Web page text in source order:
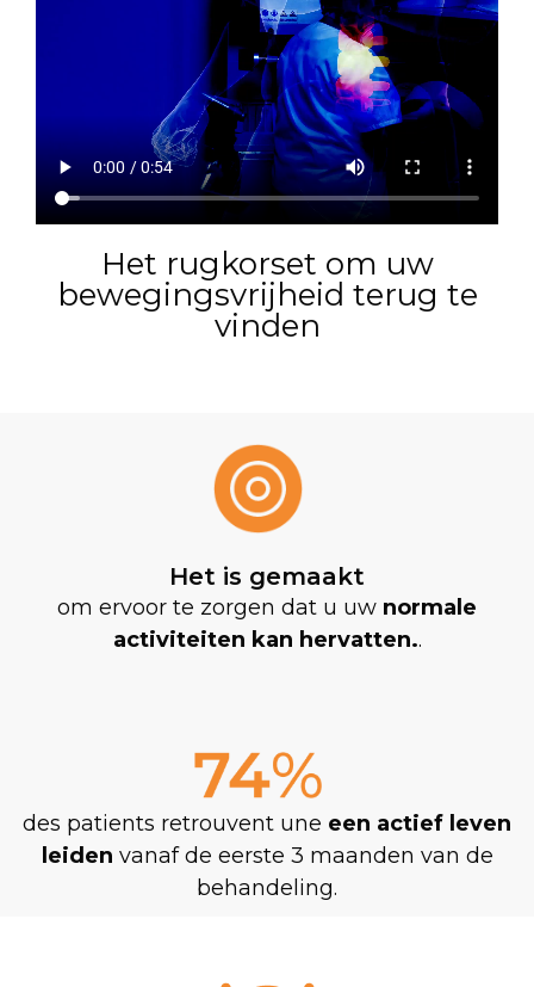
Het rugkorset om uw
bewegingsvrijheid terug te
vinden
Het is gemaakt
om ervoor te zorgen dat u uw normale
activiteiten kan hervatten..
des patients retrouvent une een actief leven
leiden vanaf de eerste 3 maanden van de
behandeling.